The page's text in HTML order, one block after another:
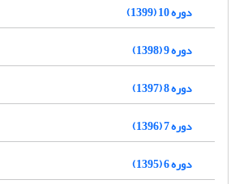
دوره 10 (1399)
دوره 9 (1398)
دوره 8 (1397)
دوره 7 (1396)
دوره 6 (1395)